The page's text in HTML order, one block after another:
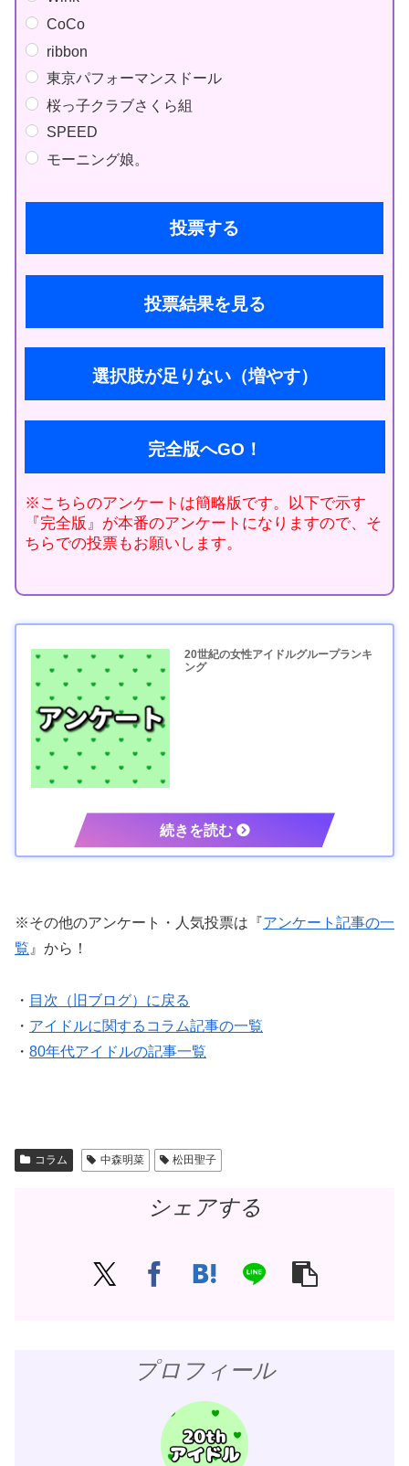
CoCo
ribbon
東京パフォーマンスドール
桜っ子クラブさくら組
SPEED
モーニング娘。
投票結果を見る
選択肢が足りない（増やす）
完全版へGO！
※こちらのアンケートは簡略版です。以下で示す
『完全版』が本番のアンケートになりますので、そ
ちらでの投票もお願いします。
20世紀の女性アイドルグループランキ
ング
※その他のアンケート・人気投票は『アンケート記事の一
覧 』から！
・ 目次（旧ブログ）に戻る
・ アイドルに関するコラム記事の一覧
・ 80年代アイドルの記事一覧
コラム 中森明菜 松田聖子
シェアする
プロフィール